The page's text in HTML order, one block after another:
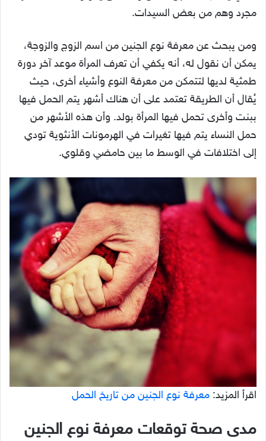
مجرد وهم من بعض السيدات.
ومن يبحث عن معرفة نوع الجنين من اسم الزوج والزوجة،
يمكن أن نقول له، أنه يكفي أن تعرف المرأة موعد آخر دورة
طمثية لديها لتتمكن من معرفة النوع وأشياء أخرى، حيث
يُقال أن الطريقة تعتمد على أن هناك أشهر يتم الحمل فيها
ببنت وأخرى تحمل فيها المرأة بولد. وأن هذه الأشهر من
حمل النساء يتم فيها تغيرات في الهرمونات الأنثوية تودي
إلى اختلافات في الوسط ما بين حامضي وقلوي.
اقرأ المزيد: معرفة نوع الجنين من تاريخ الحمل
مدى صحة توقعات معرفة نوع الجنين